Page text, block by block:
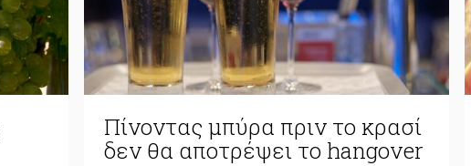
Πίνοντας μπύρα πριν το κρασί
δεν θα αποτρέψει το hangover